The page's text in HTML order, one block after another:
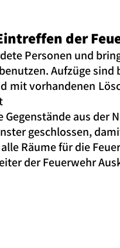
der
Personen und
Aufzüge
mit vorhandenen
aus der
geschlossen,
Räume für die
der Feuerwehr